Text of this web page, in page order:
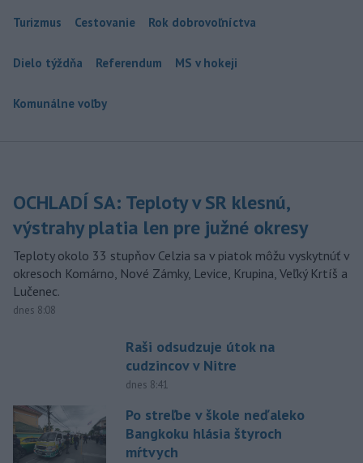
Turizmus Cestovanie Rok dobrovoľníctva
Dielo týždňa Referendum MS v hokeji
Komunálne voľby
OCHLADÍ SA: Teploty v SR klesnú,
výstrahy platia len pre južné okresy
Teploty okolo 33 stupňov Celzia sa v piatok môžu vyskytnúť v
okresoch Komárno, Nové Zámky, Levice, Krupina, Veľký Krtíš a
Lučenec.
dnes 8:08
Raši odsudzuje útok na
cudzincov v Nitre
dnes 8:41
Po streľbe v škole neďaleko
Bangkoku hlásia štyroch
mŕtvych